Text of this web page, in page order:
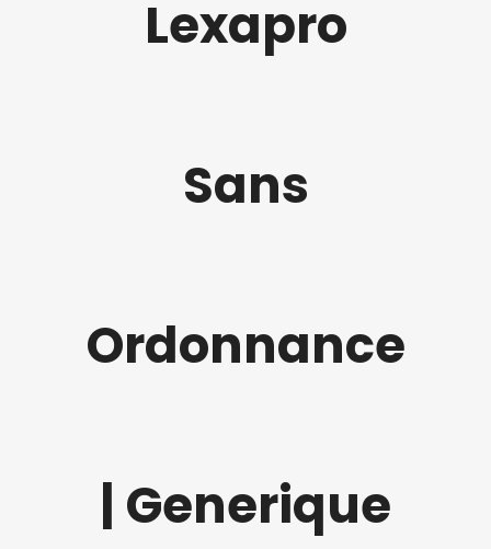
Lexapro
Sans
Ordonnance
| Generique